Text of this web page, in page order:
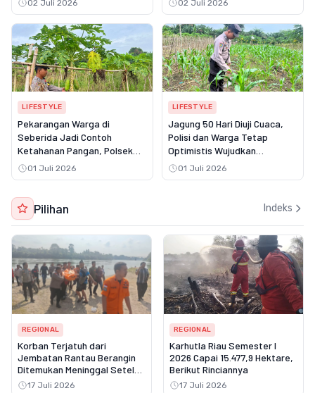
02 Juli 2026
Pangan
02 Juli 2026
LIFESTYLE
Pekarangan Warga di
Seberida Jadi Contoh
Ketahanan Pangan, Polsek
Batang Gansal Turun
Langsung Lakukan Peninjauan
01 Juli 2026
LIFESTYLE
Jagung 50 Hari Diuji Cuaca,
Polisi dan Warga Tetap
Optimistis Wujudkan
Swasembada Pangan di
Batang Gansal
01 Juli 2026
Pilihan Indeks
REGIONAL
Korban Terjatuh dari
Jembatan Rantau Berangin
Ditemukan Meninggal Setelah
Tiga Hari Pencarian
17 Juli 2026
REGIONAL
Karhutla Riau Semester I
2026 Capai 15.477,9 Hektare,
Berikut Rinciannya
17 Juli 2026